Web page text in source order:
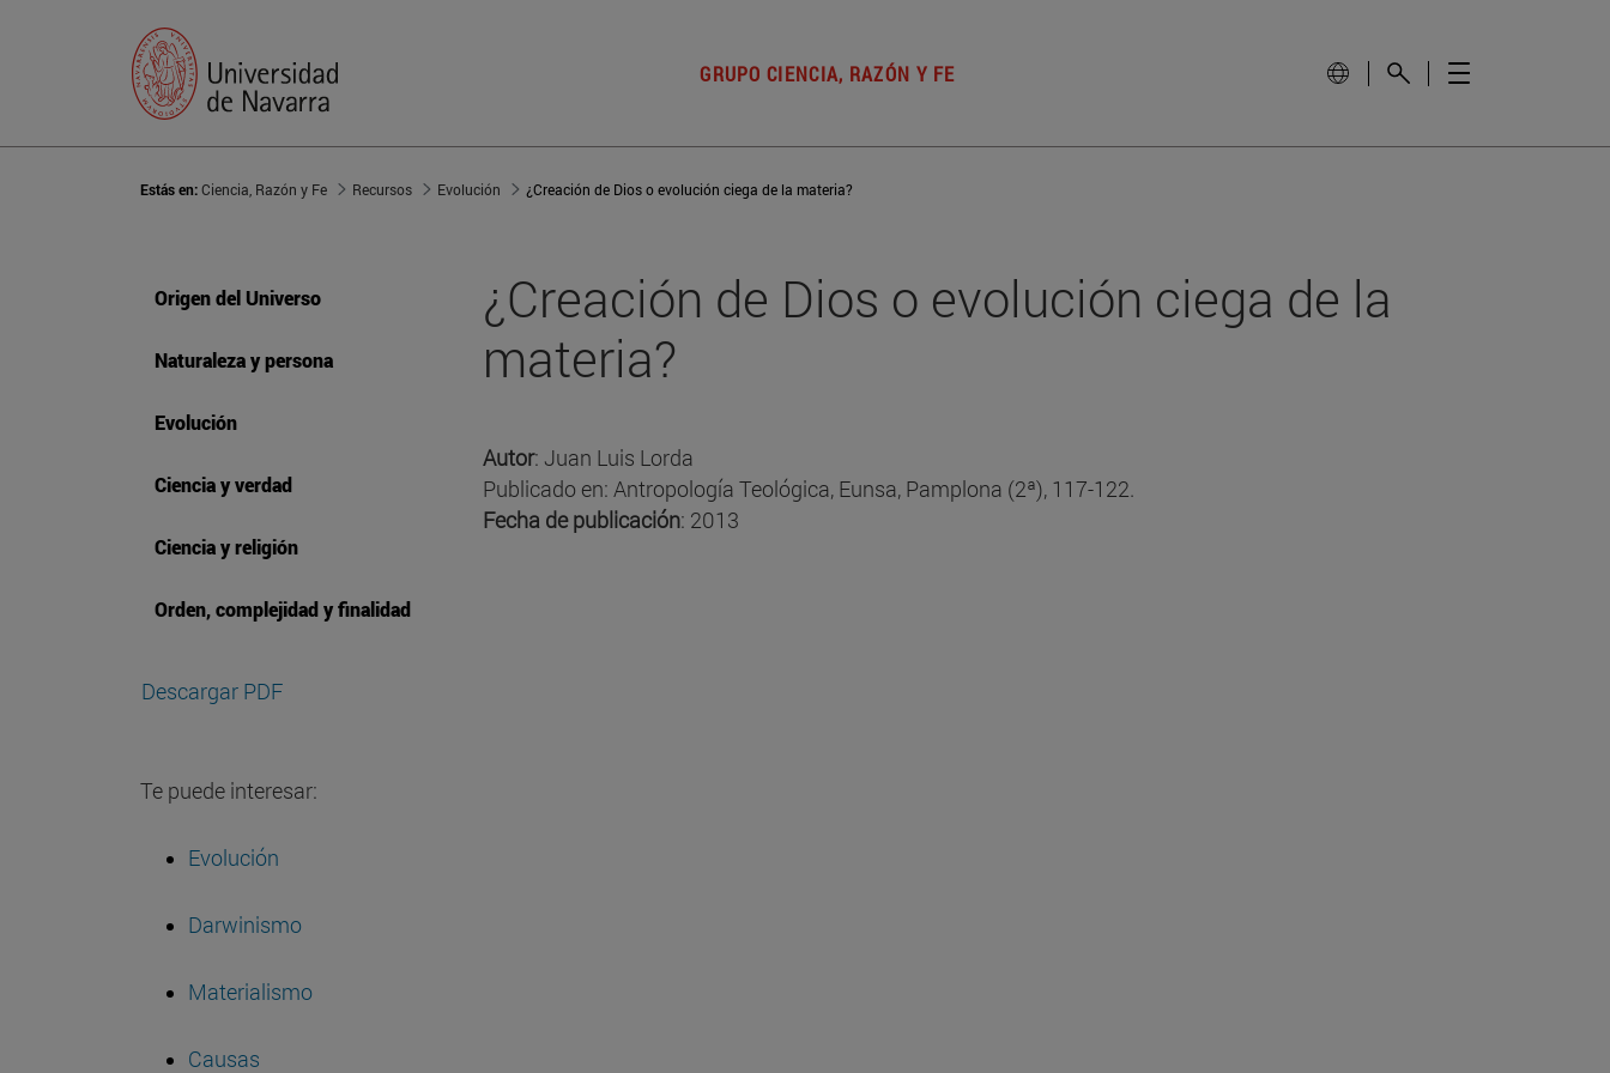
GRUPO CIENCIA, RAZÓN Y FE
Estás en:Ciencia, Razón y Fe Recursos Evolución ¿Creación de Dios o evolución ciega de la materia?
Origen del Universo
Naturaleza y persona
Evolución
Ciencia y verdad
Ciencia y religión
Orden, complejidad y finalidad
Descargar PDF
Te puede interesar:
Evolución
Darwinismo
Materialismo
Causas
¿Creación de Dios o evolución ciega de la
materia?
Autor: Juan Luis Lorda
Publicado en: Antropología Teológica, Eunsa, Pamplona (2ª), 117-122.
Fecha de publicación: 2013